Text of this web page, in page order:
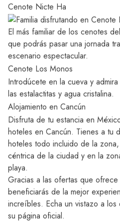
Cenote Nicte Ha
El más familiar de los cenotes
que podrás pasar una jornada
escenario espectacular.
Cenote Los Monos
Introdúcete en la cueva y
las estalactitas y agua cristalina.
Alojamiento en Cancún
Disfruta de tu estancia en
hoteles en Cancún. Tienes a tu
hoteles todo incluido de la
céntrica de la ciudad y en la
playa.
Gracias a las ofertas que ofrece
beneficiarás de la mejor
increíbles. Echa un vistazo a
su página oficial.